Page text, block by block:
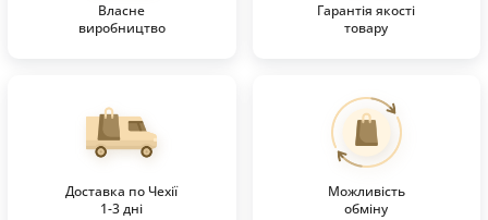
Власне
виробництво
Гарантія якості
товару
Доставка по Чехії
1-3 дні
Можливість
обміну